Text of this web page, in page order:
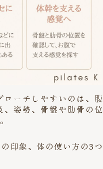
ローチしやすいのは、腹
姿勢、骨盤や肋骨の位
印象、体の使い方の3つ